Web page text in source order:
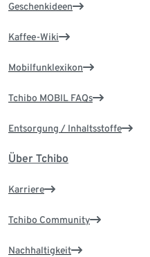
Geschenkideen
Kaffee-Wiki
Mobilfunklexikon
Tchibo MOBIL FAQs
Entsorgung / Inhaltsstoffe
Über Tchibo
Karriere
Tchibo Community
Nachhaltigkeit